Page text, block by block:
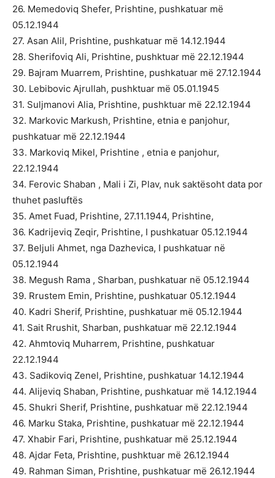
26. Memedoviq Shefer, Prishtine, pushkatuar më
05.12.1944
27. Asan Alil, Prishtine, pushkatuar më 14.12.1944
28. Sherifoviq Ali, Prishtine, pushktuar më 22.12.1944
29. Bajram Muarrem, Prishtine, pushkatuar më 27.12.1944
30. Lebibovic Ajrullah, pushktuar më 05.01.1945
31. Suljmanovi Alia, Prishtine, pushktuar më 22.12.1944
32. Markovic Markush, Prishtine, etnia e panjohur,
pushkatuar më 22.12.1944
33. Markoviq Mikel, Prishtine , etnia e panjohur,
22.12.1944
34. Ferovic Shaban , Mali i Zi, Plav, nuk saktësoht data por
thuhet pasluftës
35. Amet Fuad, Prishtine, 27.11.1944, Prishtine,
36. Kadrijeviq Zeqir, Prishtine, I pushkatuar 05.12.1944
37. Beljuli Ahmet, nga Dazhevica, I pushkatuar në
05.12.1944
38. Megush Rama , Sharban, pushkatuar në 05.12.1944
39. Rrustem Emin, Prishtine, pushkatuar 05.12.1944
40. Kadri Sherif, Prishtine, pushkatuar më 05.12.1944
41. Sait Rrushit, Sharban, pushkatuar më 22.12.1944
42. Ahmtoviq Muharrem, Prishtine, pushkatuar
22.12.1944
43. Sadikoviq Zenel, Prishtine, pushkatuar 14.12.1944
44. Alijeviq Shaban, Prishtine, pushkatuar më 14.12.1944
45. Shukri Sherif, Prishtine, pushkatuar më 22.12.1944
46. Marku Staka, Prishtine, pushkatuar më 22.12.1944
47. Xhabir Fari, Prishtine, pushkatuar më 25.12.1944
48. Ajdar Feta, Prishtine, pushktuar më 26.12.1944
49. Rahman Siman, Prishtine, pushkatuar më 26.12.1944